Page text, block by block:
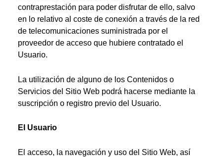
contraprestación para poder disfrutar de ello, salvo
en lo relativo al coste de conexión a través de la red
de telecomunicaciones suministrada por el
proveedor de acceso que hubiere contratado el
Usuario.
La utilización de alguno de los Contenidos o
Servicios del Sitio Web podrá hacerse mediante la
suscripción o registro previo del Usuario.
El Usuario
El acceso, la navegación y uso del Sitio Web, así